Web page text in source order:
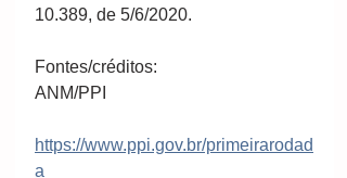
10.389, de 5/6/2020.
Fontes/créditos:
ANM/PPI
https://www.ppi.gov.br/primeirarodad
a